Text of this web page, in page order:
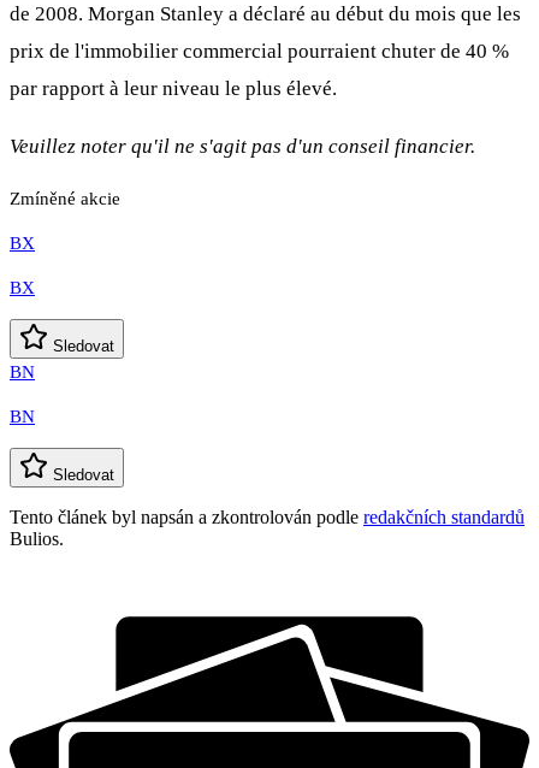
de 2008. Morgan Stanley a déclaré au début du mois que les
prix de l'immobilier commercial pourraient chuter de 40 %
par rapport à leur niveau le plus élevé.
Veuillez noter qu'il ne s'agit pas d'un conseil financier.
Zmíněné akcie
BX
BX
Sledovat
BN
BN
Sledovat
Tento článek byl napsán a zkontrolován podle redakčních standardů
Bulios.